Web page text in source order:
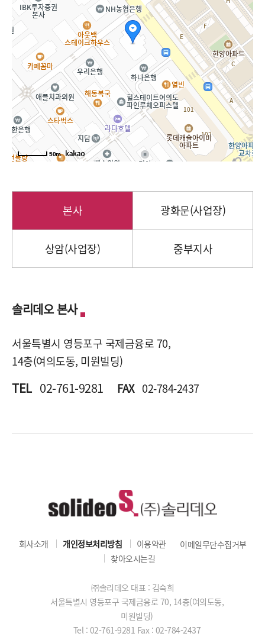
50m
본사 광화문(사업장)
상암(사업장) 중부지사
솔리데오 본사
서울특별시 영등포구 국제금융로 70,
14층(여의도동, 미원빌딩)
TEL 02-761-9281 FAX 02-784-2437
회사소개 개인정보처리방침 이용약관
이메일무단수집거부
찾아오시는길
㈜솔리데오 대표 : 김숙희
서울특별시 영등포구 국제금융로 70, 14층(여의도동,
미원빌딩)
Tel : 02-761-9281 Fax : 02-784-2437